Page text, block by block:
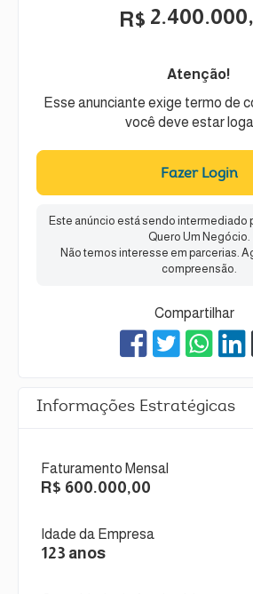
R$
Atenção!
Esse anunciante exige termo de
você deve estar
Fazer Login
Este anúncio está sendo intermediado
Quero Um Negócio.
Não temos interesse em parcerias.
compreensão.
Compartilhar
Informações Estratégicas
Faturamento Mensal
R$ 600.000,00
Idade da Empresa
123 anos